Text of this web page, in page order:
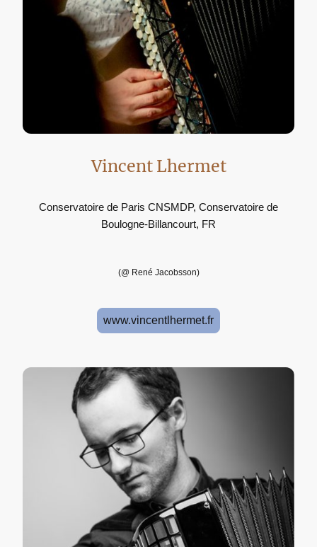
Vincent Lhermet
Conservatoire de Paris CNSMDP, Conservatoire de
Boulogne-Billancourt, FR
(@ René Jacobsson)
www.vincentlhermet.fr